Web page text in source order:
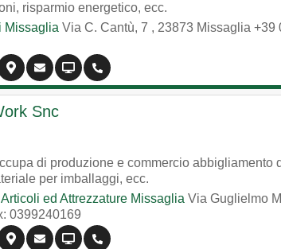
risparmio energetico, ecc.
Missaglia Via C. Cantù, 7 , 23873 Missaglia +39
Snc
di produzione e commercio abbigliamento
per imballaggi, ecc.
ed Attrezzature Missaglia Via Guglielmo
0399240169